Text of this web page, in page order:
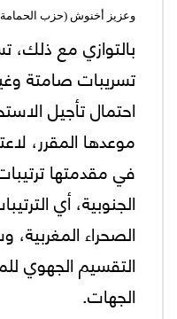
وعزيز أخنوش (حزب
بالتوازي مع
تسريبات صامتة
احتمال تأجيل
موعدها المقرر،
في مقدمتها
الجنوبية، أي
الصحراء
التقسيم الجهوي
الجهات.